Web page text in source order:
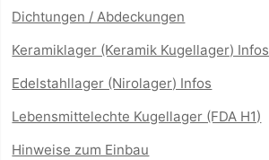
Dichtungen / Abdeckungen
Keramiklager (Keramik Kugellager) Infos
Edelstahllager (Nirolager) Infos
Lebensmittelechte Kugellager (FDA H1)
Hinweise zum Einbau